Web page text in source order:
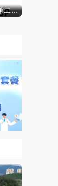
The Adecco Group 2026 年第二季度业绩